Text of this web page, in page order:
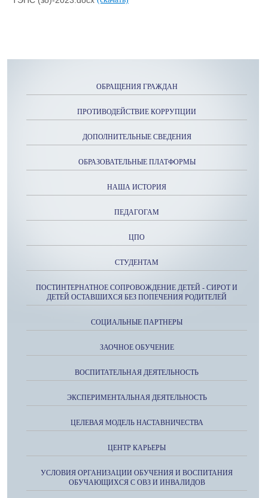
ОБРАЩЕНИЯ ГРАЖДАН
ПРОТИВОДЕЙСТВИЕ КОРРУПЦИИ
ДОПОЛНИТЕЛЬНЫЕ СВЕДЕНИЯ
ОБРАЗОВАТЕЛЬНЫЕ ПЛАТФОРМЫ
НАША ИСТОРИЯ
ПЕДАГОГАМ
ЦПО
СТУДЕНТАМ
ПОСТИНТЕРНАТНОЕ СОПРОВОЖДЕНИЕ ДЕТЕЙ - СИРОТ И
ДЕТЕЙ ОСТАВШИХСЯ БЕЗ ПОПЕЧЕНИЯ РОДИТЕЛЕЙ
СОЦИАЛЬНЫЕ ПАРТНЕРЫ
ЗАОЧНОЕ ОБУЧЕНИЕ
ВОСПИТАТЕЛЬНАЯ ДЕЯТЕЛЬНОСТЬ
ЭКСПЕРИМЕНТАЛЬНАЯ ДЕЯТЕЛЬНОСТЬ
ЦЕЛЕВАЯ МОДЕЛЬ НАСТАВНИЧЕСТВА
ЦЕНТР КАРЬЕРЫ
УСЛОВИЯ ОРГАНИЗАЦИИ ОБУЧЕНИЯ И ВОСПИТАНИЯ
ОБУЧАЮЩИХСЯ С ОВЗ И ИНВАЛИДОВ